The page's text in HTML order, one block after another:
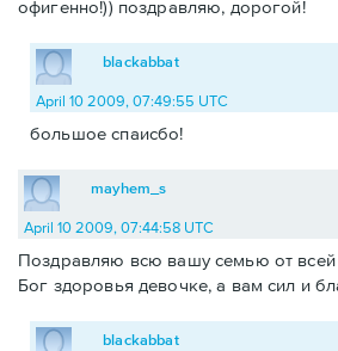
офигенно!)) поздравляю, дорогой!
blackabbat
April 10 2009, 07:49:55 UTC
большое спаисбо!
mayhem_s
April 10 2009, 07:44:58 UTC
Поздравляю всю вашу семью от
Бог здоровья девочке, а вам сил и
blackabbat